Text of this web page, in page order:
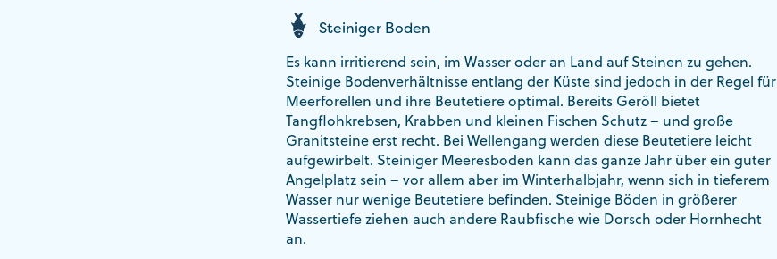
Steiniger Boden
Es kann irritierend sein, im Wasser oder an Land auf Steinen zu gehen.
Steinige Bodenverhältnisse entlang der Küste sind jedoch in der Regel für
Meerforellen und ihre Beutetiere optimal. Bereits Geröll bietet
Tangflohkrebsen, Krabben und kleinen Fischen Schutz – und große
Granitsteine erst recht. Bei Wellengang werden diese Beutetiere leicht
aufgewirbelt. Steiniger Meeresboden kann das ganze Jahr über ein guter
Angelplatz sein – vor allem aber im Winterhalbjahr, wenn sich in tieferem
Wasser nur wenige Beutetiere befinden. Steinige Böden in größerer
Wassertiefe ziehen auch andere Raubfische wie Dorsch oder Hornhecht
an.